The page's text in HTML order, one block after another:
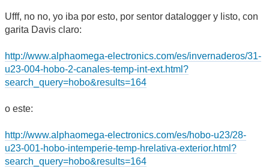
Ufff, no no, yo iba por esto, por sentor datalogger y listo, con
garita Davis claro:
http://www.alphaomega-electronics.com/es/invernaderos/31-
u23-004-hobo-2-canales-temp-int-ext.html?
search_query=hobo&results=164
o este:
http://www.alphaomega-electronics.com/es/hobo-u23/28-
u23-001-hobo-intemperie-temp-hrelativa-exterior.html?
search_query=hobo&results=164